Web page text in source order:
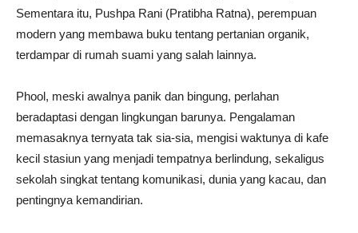
Sementara itu, Pushpa Rani (Pratibha Ratna), perempuan
modern yang membawa buku tentang pertanian organik,
terdampar di rumah suami yang salah lainnya.
Phool, meski awalnya panik dan bingung, perlahan
beradaptasi dengan lingkungan barunya. Pengalaman
memasaknya ternyata tak sia-sia, mengisi waktunya di kafe
kecil stasiun yang menjadi tempatnya berlindung, sekaligus
sekolah singkat tentang komunikasi, dunia yang kacau, dan
pentingnya kemandirian.